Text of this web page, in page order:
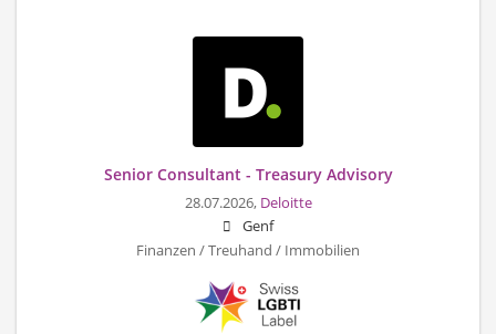
Senior Consultant - Treasury Advisory
28.07.2026, Deloitte
Genf
Finanzen / Treuhand / Immobilien